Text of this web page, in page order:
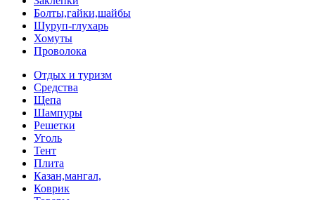
Болты,гайки,шайбы
Шуруп-глухарь
Хомуты
Проволока
Отдых и туризм
Средства
Щепа
Шампуры
Решетки
Уголь
Тент
Плита
Казан,мангал,
Коврик